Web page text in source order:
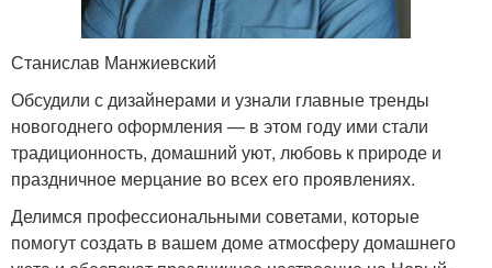
Станислав Манжиевский
Обсудили с дизайнерами и узнали главные тренды
новогоднего оформления — в этом году ими стали
традиционность, домашний уют, любовь к природе и
праздничное мерцание во всех его проявлениях.
Делимся профессиональными советами, которые
помогут создать в вашем доме атмосферу домашнего